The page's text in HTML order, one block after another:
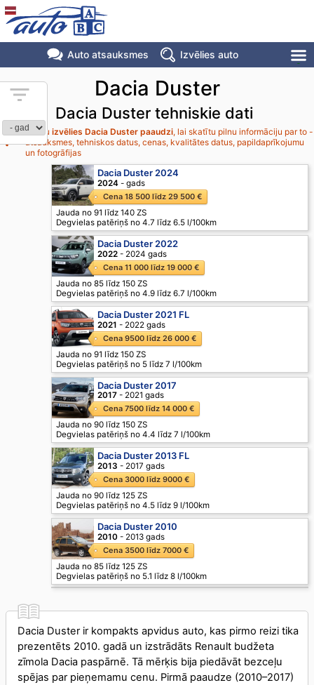
Auto atsauksmes Izvēlies auto
Dacia Duster
Dacia Duster tehniskie dati
Lūdzu izvēlies Dacia Duster paaudzi, lai skatītu pilnu informāciju par to -
atsauksmes, tehniskos datus, cenas, kvalitātes datus, papildaprīkojumu
un fotogrāfijas
Dacia Duster 2024
2024 - gads
Cena 18 500 līdz 29 500 €
Jauda no 91 līdz 140 ZS
Degvielas patēriņš no 4.7 līdz 6.5 l/100km
Dacia Duster 2022
2022 - 2024 gads
Cena 11 000 līdz 19 000 €
Jauda no 85 līdz 150 ZS
Degvielas patēriņš no 4.9 līdz 6.7 l/100km
Dacia Duster 2021 FL
2021 - 2022 gads
Cena 9500 līdz 26 000 €
Jauda no 91 līdz 150 ZS
Degvielas patēriņš no 5 līdz 7 l/100km
Dacia Duster 2017
2017 - 2021 gads
Cena 7500 līdz 14 000 €
Jauda no 90 līdz 150 ZS
Degvielas patēriņš no 4.4 līdz 7 l/100km
Dacia Duster 2013 FL
2013 - 2017 gads
Cena 3000 līdz 9000 €
Jauda no 90 līdz 125 ZS
Degvielas patēriņš no 4.5 līdz 9 l/100km
Dacia Duster 2010
2010 - 2013 gads
Cena 3500 līdz 7000 €
Jauda no 85 līdz 125 ZS
Degvielas patēriņš no 5.1 līdz 8 l/100km
Dacia Duster ir kompakts apvidus auto, kas pirmo reizi tika
prezentēts 2010. gadā un izstrādāts Renault budžeta
zīmola Dacia paspārnē. Tā mērķis bija piedāvāt bezceļu
spējas par pieņemamu cenu. Pirmā paaudze (2010–2017)